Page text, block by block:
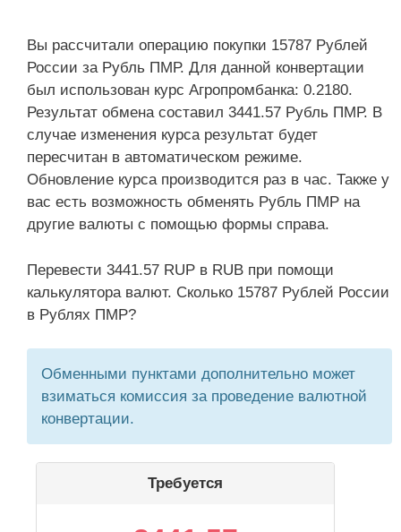
Вы рассчитали операцию покупки 15787 Рублей
России за Рубль ПМР. Для данной конвертации
был использован курс Агропромбанка: 0.2180.
Результат обмена составил 3441.57 Рубль ПМР. В
случае изменения курса результат будет
пересчитан в автоматическом режиме.
Обновление курса производится раз в час. Также у
вас есть возможность обменять Рубль ПМР на
другие валюты с помощью формы справа.
Перевести 3441.57 RUP в RUB при помощи
калькулятора валют. Сколько 15787 Рублей России
в Рублях ПМР?
Обменными пунктами дополнительно может
взиматься комиссия за проведение валютной
конвертации.
Требуется